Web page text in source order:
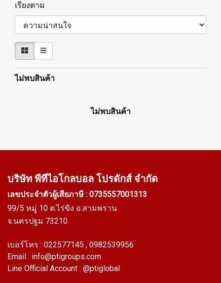
เรียงตาม
ไม่พบสินค้า
ไม่พบสินค้า
บริษัท พีทีไอโกลบอล โปรดักส์ จำกัด
เลขประจำตัวผู้เสียภาษี : 0735557001313
99/5 หมู่ 10 ต.ไร่ขิง อ.สามพราน
จ.นครปฐม 73210
เบอร์โทร : 022577145 , 0982539956
Email : info@ptigroups.com
Line Official Account : @ptiglobal